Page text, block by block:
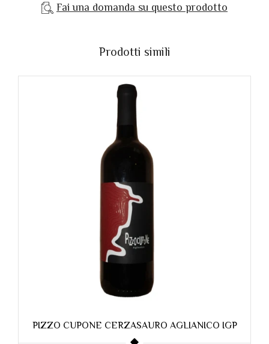
Fai una domanda su questo prodotto
Prodotti simili
CERZASAURO AGLIANICO IGP SPHERA